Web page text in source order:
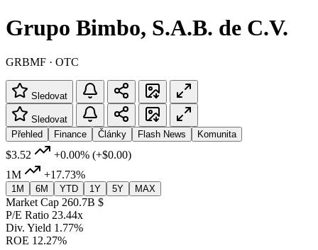
Grupo Bimbo, S.A.B. de C.V.
GRBMF · OTC
Sledovat
Sledovat
Přehled
Finance Články Flash News Komunita
$3.52 +0.00% (+$0.00)
1M
+17.73%
1M 6M YTD 1Y 5Y MAX
Market Cap 260.7B $
P/E Ratio 23.44x
Div. Yield 1.77%
ROE 12.27%